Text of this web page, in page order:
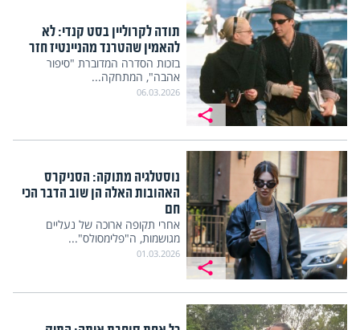
תודה לקרוליין בסט קנדי: לא
להאמין שהטרנד מהניינטיז חזר
בזכות הסדרה המדוברת "סיפור
אהבה", המתחקה...
06.03.2026
נוסטלגיה מתוקה: הסניקרס
האהובות האלה הן שוב הדבר הכי
חם
אחרי תקופה ארוכה של נעליים
מגושמות, ה"פלימסולס"...
01.03.2026